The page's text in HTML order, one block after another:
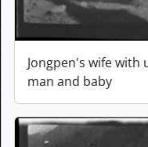
Jongpen's wife with
man and baby